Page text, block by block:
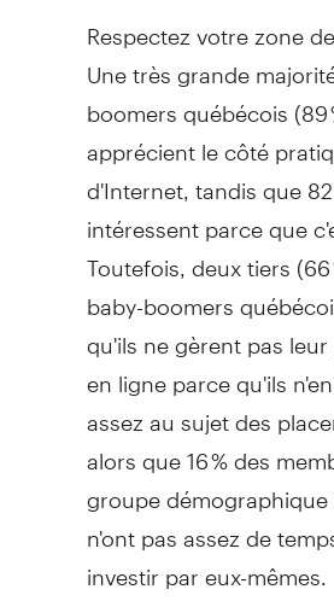
Respectez votre zone
Une très grande
boomers québécois (89
apprécient le côté
d'Internet, tandis que 82
intéressent parce que
Toutefois, deux tiers (66
baby-boomers
qu'ils ne gèrent pas
en ligne parce qu'ils
assez au sujet des
alors que 16 % des
groupe
n'ont pas assez de
investir par eux-mêmes.